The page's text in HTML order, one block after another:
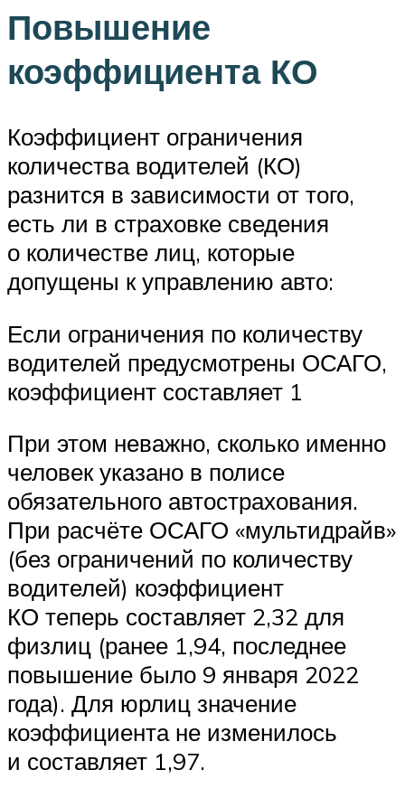
Повышение
коэффициента КО
Коэффициент ограничения
количества водителей (КО)
разнится в зависимости от того,
есть ли в страховке сведения
о количестве лиц, которые
допущены к управлению авто:
Если ограничения по количеству
водителей предусмотрены ОСАГО,
коэффициент составляет 1
При этом неважно, сколько именно
человек указано в полисе
обязательного автострахования.
При расчёте ОСАГО «мультидрайв»
(без ограничений по количеству
водителей) коэффициент
КО теперь составляет 2,32 для
физлиц (ранее 1,94, последнее
повышение было 9 января 2022
года). Для юрлиц значение
коэффициента не изменилось
и составляет 1,97.